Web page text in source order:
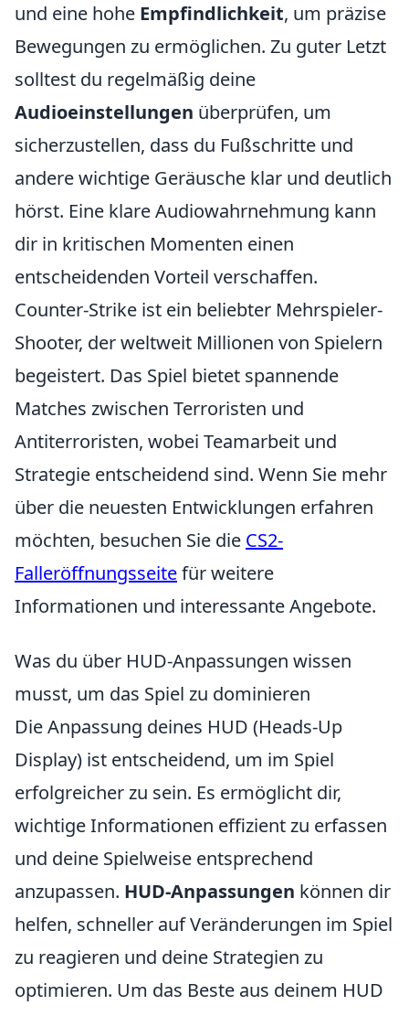
und eine hohe Empfindlichkeit, um präzise
Bewegungen zu ermöglichen. Zu guter Letzt
solltest du regelmäßig deine
Audioeinstellungen überprüfen, um
sicherzustellen, dass du Fußschritte und
andere wichtige Geräusche klar und deutlich
hörst. Eine klare Audiowahrnehmung kann
dir in kritischen Momenten einen
entscheidenden Vorteil verschaffen.
Counter-Strike ist ein beliebter Mehrspieler-
Shooter, der weltweit Millionen von Spielern
begeistert. Das Spiel bietet spannende
Matches zwischen Terroristen und
Antiterroristen, wobei Teamarbeit und
Strategie entscheidend sind. Wenn Sie mehr
über die neuesten Entwicklungen erfahren
möchten, besuchen Sie die CS2-
Falleröffnungsseitefür weitere
Informationen und interessante Angebote.
Was du über HUD-Anpassungen wissen
musst, um das Spiel zu dominieren
Die Anpassung deines HUD (Heads-Up
Display) ist entscheidend, um im Spiel
erfolgreicher zu sein. Es ermöglicht dir,
wichtige Informationen effizient zu erfassen
und deine Spielweise entsprechend
anzupassen. HUD-Anpassungen können dir
helfen, schneller auf Veränderungen im Spiel
zu reagieren und deine Strategien zu
optimieren. Um das Beste aus deinem HUD